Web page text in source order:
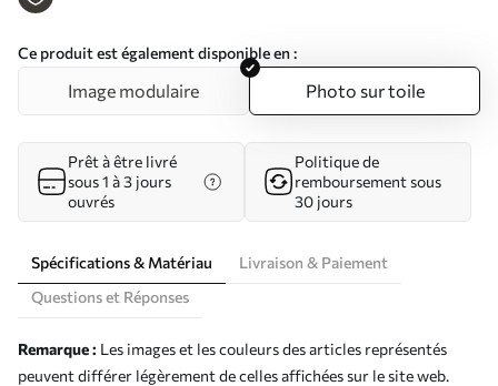
Ce produit est également disponible en :
Image modulaire Photo sur toile
Prêt à être livré
sous 1 à 3 jours
ouvrés
Politique de
remboursement sous
30 jours
Spécifications & Matériau
Livraison & Paiement
Questions et Réponses
Remarque : Les images et les couleurs des articles représentés
peuvent différer légèrement de celles affichées sur le site web.